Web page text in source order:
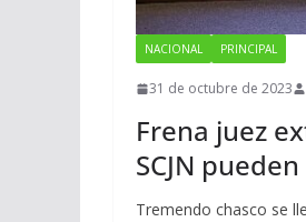
NACIONAL PRINCIPAL
31 de octubre de 2023
Frena juez
SCJN
Tremendo chasco se